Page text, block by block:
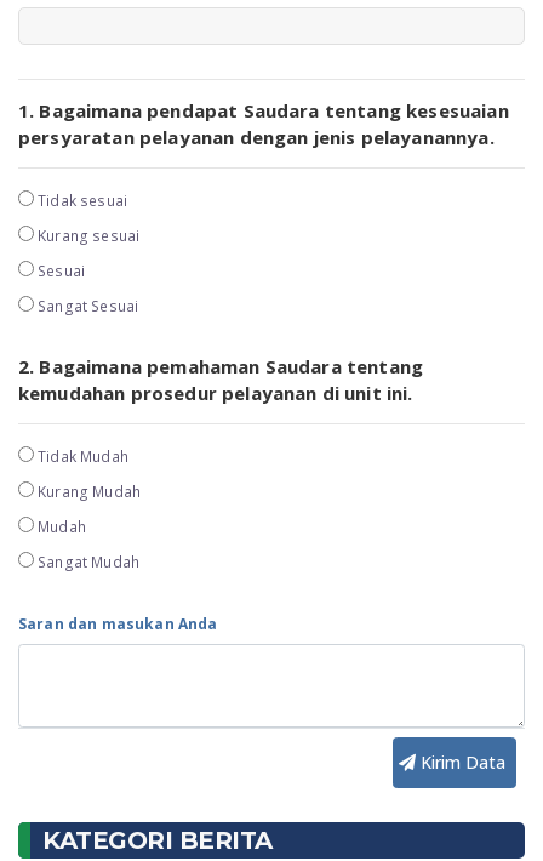
1. Bagaimana pendapat Saudara tentang kesesuaian
persyaratan pelayanan dengan jenis pelayanannya.
Tidak sesuai
Kurang sesuai
Sesuai
Sangat Sesuai
2. Bagaimana pemahaman Saudara tentang
kemudahan prosedur pelayanan di unit ini.
Tidak Mudah
Kurang Mudah
Mudah
Sangat Mudah
Saran dan masukan Anda
Kirim Data
KATEGORI BERITA